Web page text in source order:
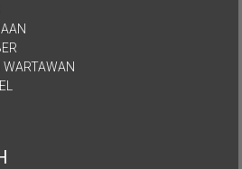
WARTAWAN